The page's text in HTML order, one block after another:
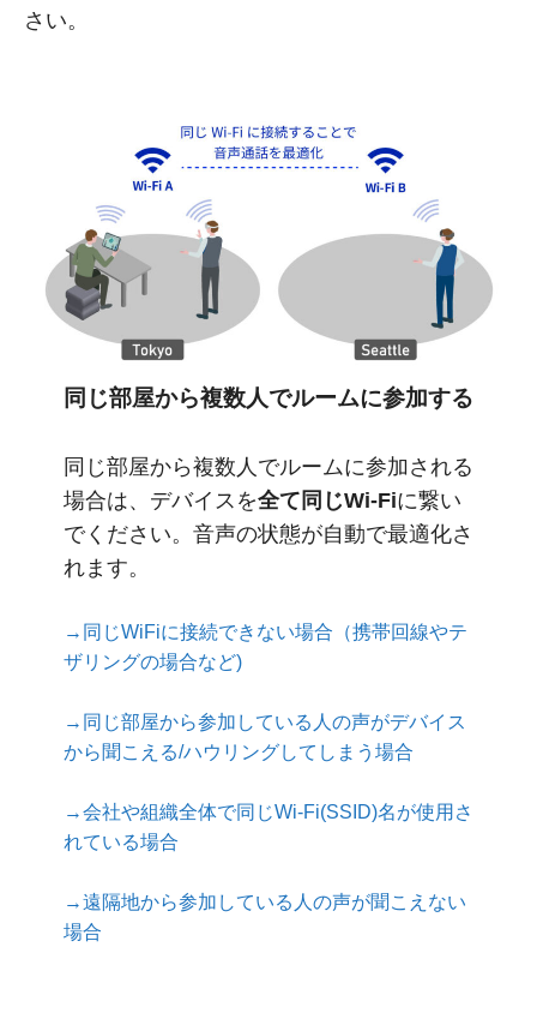
さい。
同じ部屋から複数人でルームに参加する
同じ部屋から複数人でルームに参加される
場合は、デバイスを全て同じWi-Fiに繋い
でください。音声の状態が自動で最適化さ
れます。
→同じWiFiに接続できない場合（携帯回線やテ
ザリングの場合など)
→同じ部屋から参加している人の声がデバイス
から聞こえる/ハウリングしてしまう場合
→会社や組織全体で同じWi-Fi(SSID)名が使用さ
れている場合
→遠隔地から参加している人の声が聞こえない
場合